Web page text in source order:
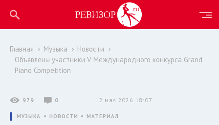
Главная Музыка
Новости
Объявлены участники V Международного конкурса Grand
Piano Competition
979 0 12 мая 2026 18:07
МУЗЫКА НОВОСТИ МАТЕРИАЛ